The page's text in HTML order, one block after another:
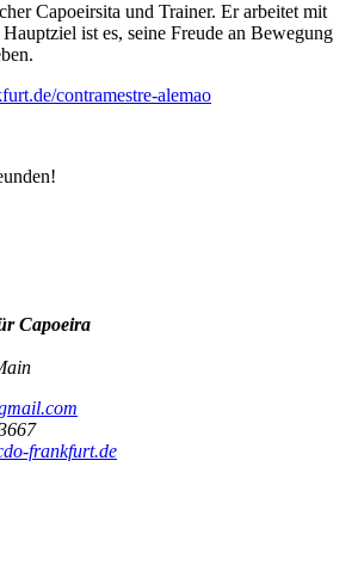
Capoeirsita und Trainer. Er arbeitet mit
ist es, seine Freude an Bewegung
contramestre-alemao
Capoeira
frankfurt.de